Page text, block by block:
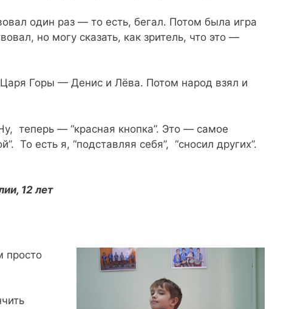
один раз — то есть, бегал. Потом была игра
но могу сказать, как зритель, что это —
Горы — Денис и Лёва. Потом народ взял и
теперь — “красная кнопка”. Это — самое
То есть я, “подставляя себя”, “сносил других”.
12 лет
просто